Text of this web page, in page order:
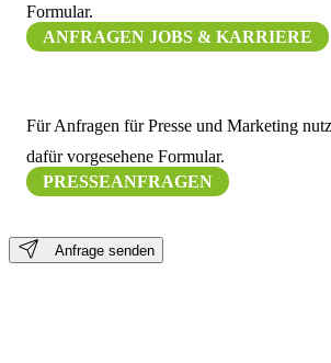
Formular.
ANFRAGEN JOBS & KARRIERE
Für Anfragen für Presse und Marketing
dafür vorgesehene Formular.
PRESSEANFRAGEN
Anfrage senden